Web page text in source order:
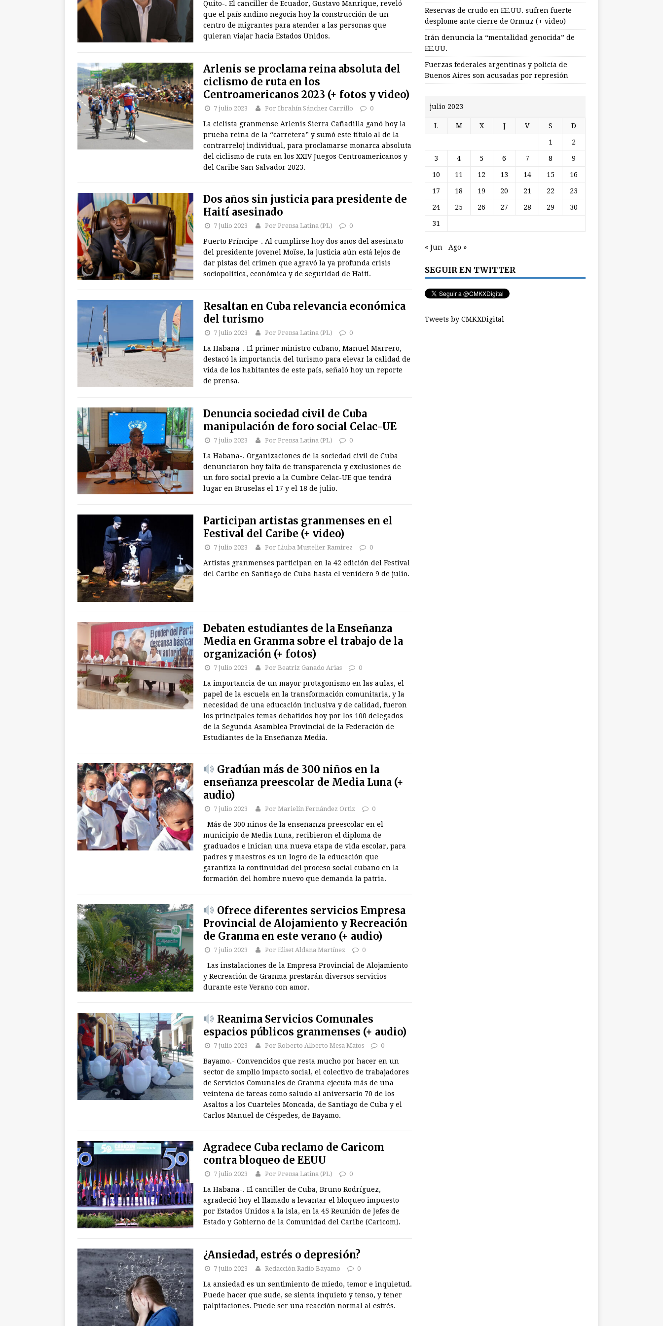
Quito-. El canciller de Ecuador, Gustavo Manrique, reveló
que el país andino negocia hoy la construcción de un
centro de migrantes para atender a las personas que
quieran viajar hacia Estados Unidos.
Arlenis se proclama reina absoluta del
ciclismo de ruta en los
Centroamericanos 2023 (+ fotos y video)
7 julio 2023 Por Ibrahín Sánchez Carrillo 0
La ciclista granmense Arlenis Sierra Cañadilla ganó hoy la
prueba reina de la “carretera” y sumó este título al de la
contrarreloj individual, para proclamarse monarca absoluta
del ciclismo de ruta en los XXIV Juegos Centroamericanos y
del Caribe San Salvador 2023.
Dos años sin justicia para presidente de
Haití asesinado
7 julio 2023 Por Prensa Latina (PL) 0
Puerto Príncipe-. Al cumplirse hoy dos años del asesinato
del presidente Jovenel Moïse, la justicia aún está lejos de
dar pistas del crimen que agravó la ya profunda crisis
sociopolítica, económica y de seguridad de Haití.
Resaltan en Cuba relevancia económica
del turismo
7 julio 2023 Por Prensa Latina (PL) 0
La Habana-. El primer ministro cubano, Manuel Marrero,
destacó la importancia del turismo para elevar la calidad de
vida de los habitantes de este país, señaló hoy un reporte
de prensa.
Denuncia sociedad civil de Cuba
manipulación de foro social Celac-UE
7 julio 2023 Por Prensa Latina (PL) 0
La Habana-. Organizaciones de la sociedad civil de Cuba
denunciaron hoy falta de transparencia y exclusiones de
un foro social previo a la Cumbre Celac-UE que tendrá
lugar en Bruselas el 17 y el 18 de julio.
Participan artistas granmenses en el
Festival del Caribe (+ video)
7 julio 2023 Por Liuba Mustelier Ramirez 0
Artistas granmenses participan en la 42 edición del Festival
del Caribe en Santiago de Cuba hasta el venidero 9 de julio.
Debaten estudiantes de la Enseñanza
Media en Granma sobre el trabajo de la
organización (+ fotos)
7 julio 2023 Por Beatriz Ganado Arias 0
La importancia de un mayor protagonismo en las aulas, el
papel de la escuela en la transformación comunitaria, y la
necesidad de una educación inclusiva y de calidad, fueron
los principales temas debatidos hoy por los 100 delegados
de la Segunda Asamblea Provincial de la Federación de
Estudiantes de la Enseñanza Media.
Gradúan más de 300 niños en la
enseñanza preescolar de Media Luna (+
audio)
7 julio 2023 Por Marielín Fernández Ortiz 0
Más de 300 niños de la enseñanza preescolar en el
municipio de Media Luna, recibieron el diploma de
graduados e inician una nueva etapa de vida escolar, para
padres y maestros es un logro de la educación que
garantiza la continuidad del proceso social cubano en la
formación del hombre nuevo que demanda la patria.
Ofrece diferentes servicios Empresa
Provincial de Alojamiento y Recreación
de Granma en este verano (+ audio)
7 julio 2023 Por Eliset Aldana Martínez 0
Las instalaciones de la Empresa Provincial de Alojamiento
y Recreación de Granma prestarán diversos servicios
durante este Verano con amor.
Reanima Servicios Comunales
espacios públicos granmenses (+ audio)
7 julio 2023 Por Roberto Alberto Mesa Matos 0
Bayamo.- Convencidos que resta mucho por hacer en un
sector de amplio impacto social, el colectivo de trabajadores
de Servicios Comunales de Granma ejecuta más de una
veintena de tareas como saludo al aniversario 70 de los
Asaltos a los Cuarteles Moncada, de Santiago de Cuba y el
Carlos Manuel de Céspedes, de Bayamo.
Agradece Cuba reclamo de Caricom
contra bloqueo de EEUU
7 julio 2023 Por Prensa Latina (PL) 0
La Habana-. El canciller de Cuba, Bruno Rodríguez,
agradeció hoy el llamado a levantar el bloqueo impuesto
por Estados Unidos a la isla, en la 45 Reunión de Jefes de
Estado y Gobierno de la Comunidad del Caribe (Caricom).
¿Ansiedad, estrés o depresión?
7 julio 2023 Redacción Radio Bayamo 0
La ansiedad es un sentimiento de miedo, temor e inquietud.
Puede hacer que sude, se sienta inquieto y tenso, y tener
palpitaciones. Puede ser una reacción normal al estrés.
Reservas de crudo en EE.UU. sufren fuerte
desplome ante cierre de Ormuz (+ video)
Irán denuncia la “mentalidad genocida” de
EE.UU.
Fuerzas federales argentinas y policía de
Buenos Aires son acusadas por represión
julio 2023
L M X J V S D
1 2
3 4 5 6 7 8 9
10 11 12 13 14 15 16
17 18 19 20 21 22 23
24 25 26 27 28 29 30
31
« Jun Ago »
SEGUIR EN TWITTER
Tweets by CMKXDigital